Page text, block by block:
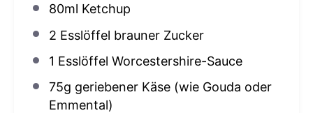
80ml Ketchup
2 Esslöffel brauner Zucker
1 Esslöffel Worcestershire-Sauce
75g geriebener Käse (wie Gouda oder
Emmental)